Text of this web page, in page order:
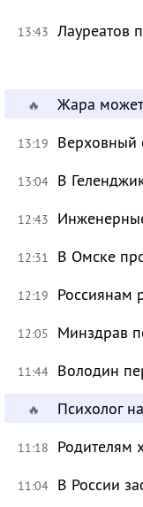
13:43 Лауреатов
🔥 Жара может
13:19 Верховный
13:04 В
12:43
12:31 В Омске
12:19 Россиянам
12:05 Минздрав
11:44 Володин
🔥 Психолог
11:18 Родителям
11:04 В России